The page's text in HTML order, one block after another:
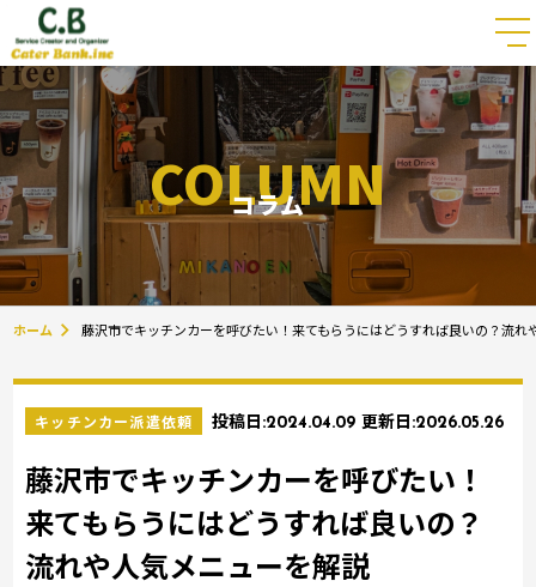
COLUMN
コラム
ホーム 藤沢市でキッチンカーを呼びたい！来てもらうにはどうすれば良いの？流れ
キッチンカー派遣依頼 投稿日:2024.04.09 更新日:2026.05.26
藤沢市でキッチンカーを呼びたい！
来てもらうにはどうすれば良いの？
流れや人気メニューを解説